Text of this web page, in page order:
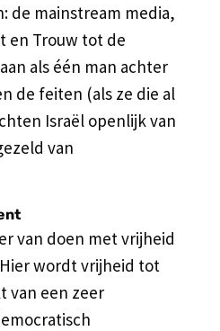
de mainstream media,
en Trouw tot de
als één man achter
de feiten (als ze die al
Israël openlijk van
van
van doen met vrijheid
wordt vrijheid tot
van een zeer